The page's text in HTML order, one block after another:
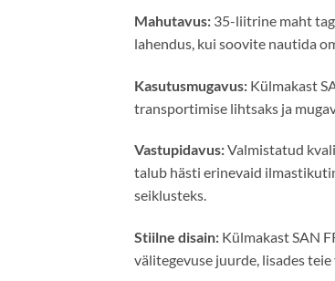
Mahutavus: 35-liitrine maht
lahendus, kui soovite nautida
Kasutusmugavus: Külmakast
transportimise lihtsaks ja
Vastupidavus:Valmistatud
talub hästi erinevaid
seiklusteks.
Stiilne disain: Külmakast SAN
välitegevuse juurde, lisades